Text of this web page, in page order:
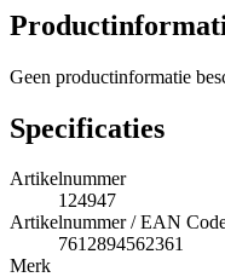
Geen productinformatie
Specificaties
Artikelnummer
124947
Artikelnummer / EAN
7612894562361
Merk